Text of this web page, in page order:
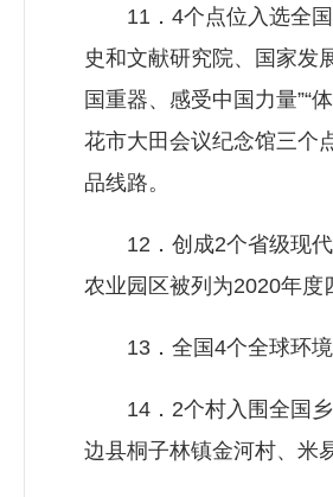
11．4个点位入选全国“
史和文献研究院、国家发
国重器、感受中国力量”“
花市大田会议纪念馆三个
品线路。
12．创成2个省级现代
农业园区被列为2020年
13．全国4个全球环境
14．2个村入围全国乡
边县桐子林镇金河村、米